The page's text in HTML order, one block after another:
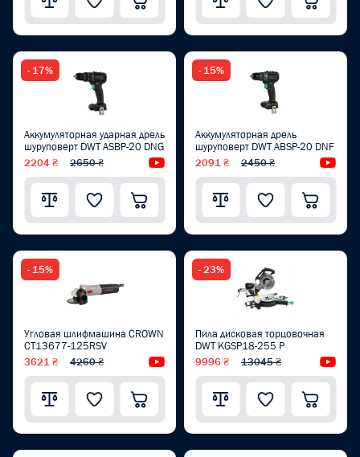
- 17%
Аккумуляторная ударная дрель
шуруповерт DWT ASBP-20 DNG
2204 ₴ 2650 ₴ Видеообзор
- 15%
Аккумуляторная дрель
шуруповерт DWT ABSP-20 DNF
2091 ₴ 2450 ₴
- 15%
Угловая шлифмашина CROWN
CT13677-125RSV
3621 ₴ 4260 ₴ Видеообзор
- 23%
Пила дисковая торцовочная
DWT KGSP18-255 P
9996 ₴ 13045 ₴